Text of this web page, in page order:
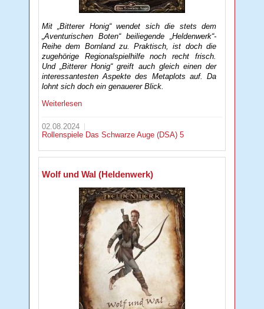
Mit „Bitterer Honig“ wendet sich die stets dem
„Aventurischen Boten“ beiliegende „Heldenwerk“-
Reihe dem Bornland zu. Praktisch, ist doch die
zugehörige Regionalspielhilfe noch recht frisch.
Und „Bitterer Honig“ greift auch gleich einen der
interessantesten Aspekte des Metaplots auf. Da
lohnt sich doch ein genauerer Blick.
Weiterlesen
02.08.2024
Rollenspiele Das Schwarze Auge (DSA) 5
Wolf und Wal (Heldenwerk)